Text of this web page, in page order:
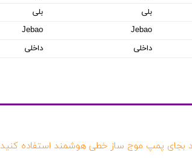
بلی بلی
Jebao
Jebao
داخلی داخلی
بجای پمپ موج ساز خطی هوشمند استفاده کنید